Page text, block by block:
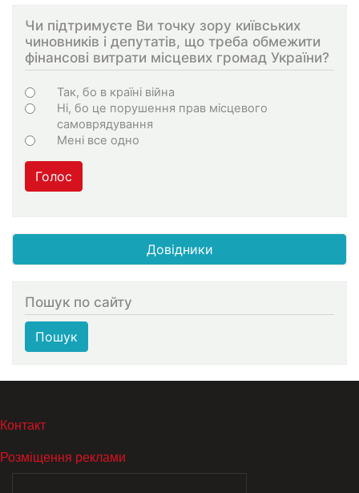
Чи підтримуєте Ви точку зору київських
чиновників і депутатів, що треба обмежити
фінансові витрати місцевих громад України?
Варіанти
Так, бо в країні війна
Ні, бо це порушення прав місцевого
самоврядування
Мені все одно
Голос
Довідники
Пошук по сайту
Пошук
МЕНЮ В ПОДВАЛЕ
Контакт
Розміщення реклами